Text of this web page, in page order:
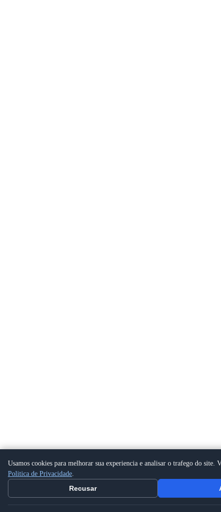
Usamos cookies para melhorar sua experiencia e analisar o trafego do site.
Politica de Privacidade.
Recusar